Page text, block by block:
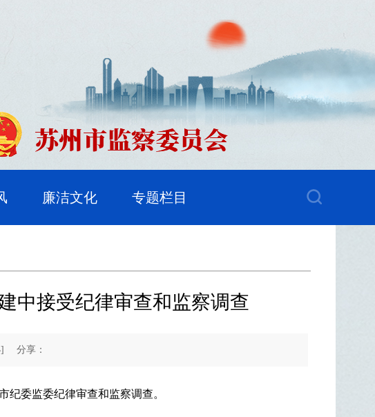
廉洁文化 专题栏目
中接受纪律审查和监察调查
] 分享：
委监委纪律审查和监察调查。